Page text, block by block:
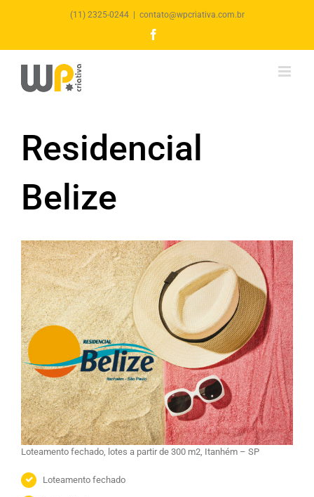
(11) 2325-0244 contato@wpcriativa.com.br
Residencial
Belize
Loteamento fechado, lotes a partir de 300 m2, Itanhém – SP
Loteamento fechado